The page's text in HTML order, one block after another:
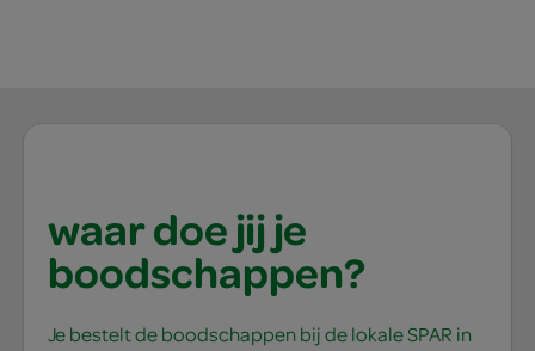
waar doe jij je
boodschappen?
Je bestelt de boodschappen bij de lokale SPAR in